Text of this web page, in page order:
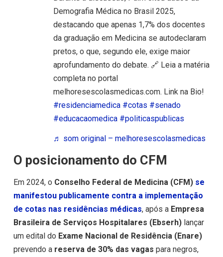
Demografia Médica no Brasil 2025,
destacando que apenas 1,7% dos docentes
da graduação em Medicina se autodeclaram
pretos, o que, segundo ele, exige maior
aprofundamento do debate. 🔗 Leia a matéria
completa no portal
melhoresescolasmedicas.com. Link na Bio!
#residenciamedica #cotas #senado
#educacaomedica #politicaspublicas
♬ som original – melhoresescolasmedicas
O posicionamento do CFM
Em 2024, o Conselho Federal de Medicina (CFM) se
manifestou publicamente contra a implementação
de cotas nas residências médicas, após a Empresa
Brasileira de Serviços Hospitalares (Ebserh)lançar
um edital do Exame Nacional de Residência (Enare)
prevendo a reserva de 30% das vagas para negros,